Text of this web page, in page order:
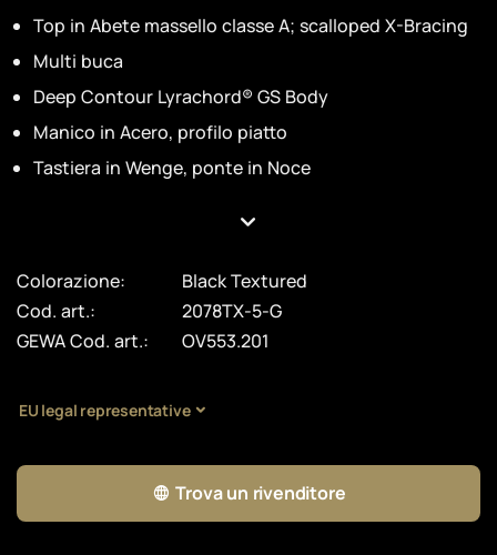
Top in Abete massello classe A; scalloped X-Bracing
Multi buca
Deep Contour Lyrachord® GS Body
Manico in Acero, profilo piatto
Tastiera in Wenge, ponte in Noce
Colorazione:
Black Textured
Cod. art.:
2078TX-5-G
GEWA Cod. art.:
OV553.201
EU legal representative
Trova un rivenditore